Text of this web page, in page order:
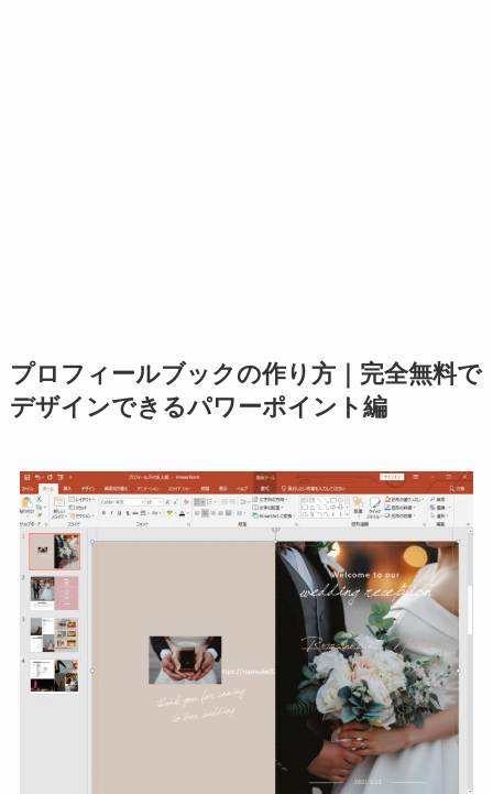
プロフィールブックの作り方｜完全無料で
デザインできるパワーポイント編